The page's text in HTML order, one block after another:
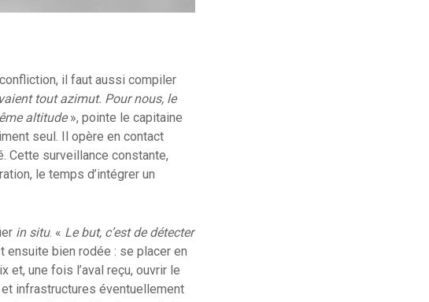
il faut aussi compiler
tout azimut. Pour nous, le
altitude», pointe le capitaine
seul. Il opère en contact
Cette surveillance constante,
le temps d’intégrer un
in situ. « Le but, c’est de détecter
ensuite bien rodée : se placer en
une fois l’aval reçu, ouvrir le
infrastructures éventuellement